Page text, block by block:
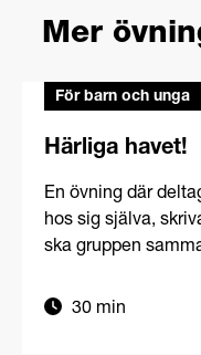
Mer
För barn och unga
Härliga havet!
En övning där
hos sig själva,
ska gruppen
30 min